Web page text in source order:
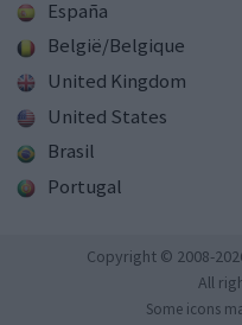
España
België/Belgique
United Kingdom
United States
Brasil
Portugal
Copyright © 2008-
All
Some icons